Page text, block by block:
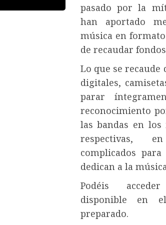
pasado por la
han aportado
música en
de recaudar
Lo que se recaude
digitales,
parar
reconocimiento
las bandas en
respectivas,
complicados
dedican a la
Podéis
disponible en
preparado.